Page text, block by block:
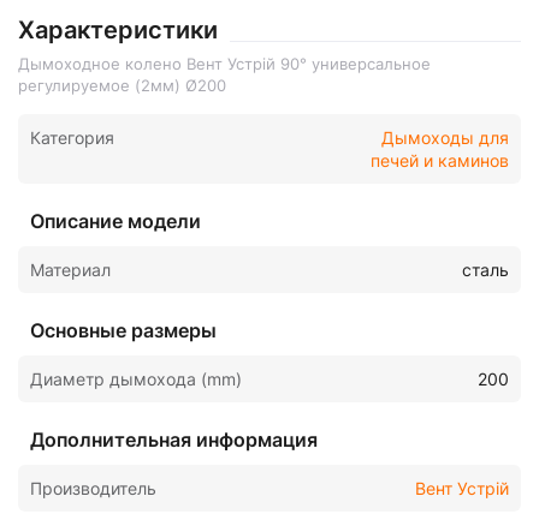
Характеристики
Дымоходное колено Вент Устрій 90° универсальное
регулируемое (2мм) Ø200
Категория
Дымоходы для
печей и каминов
Описание модели
Материал сталь
Основные размеры
Диаметр дымохода (mm) 200
Дополнительная информация
Производитель Вент Устрій